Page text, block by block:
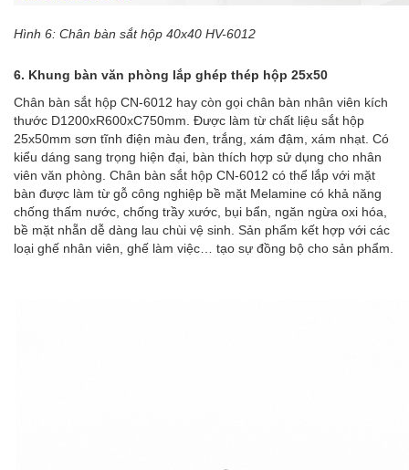
Hình 6: Chân bàn sắt hộp 40x40 HV-6012
6. Khung bàn văn phòng lắp ghép thép hộp 25x50
Chân bàn sắt hộp CN-6012 hay còn gọi chân bàn nhân viên kích
thước D1200xR600xC750mm. Được làm từ chất liệu sắt hộp
25x50mm sơn tĩnh điện màu đen, trắng, xám đậm, xám nhạt. Có
kiểu dáng sang trọng hiện đại, bàn thích hợp sử dụng cho nhân
viên văn phòng. Chân bàn sắt hộp CN-6012 có thể lắp với mặt
bàn được làm từ gỗ công nghiệp bề mặt Melamine có khả năng
chống thấm nước, chống trầy xước, bụi bẩn, ngăn ngừa oxi hóa,
bề mặt nhẵn dễ dàng lau chùi vệ sinh. Sản phẩm kết hợp với các
loại ghế nhân viên, ghế làm việc… tạo sự đồng bộ cho sản phẩm.